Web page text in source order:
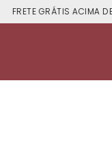
FRETE GRÁTIS ACIMA